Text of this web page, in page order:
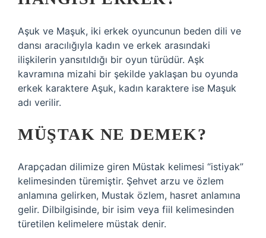
Aşuk ve Maşuk, iki erkek oyuncunun beden dili ve
dansı aracılığıyla kadın ve erkek arasındaki
ilişkilerin yansıtıldığı bir oyun türüdür. Aşk
kavramına mizahi bir şekilde yaklaşan bu oyunda
erkek karaktere Aşuk, kadın karaktere ise Maşuk
adı verilir.
MÜŞTAK NE DEMEK?
Arapçadan dilimize giren Müstak kelimesi “istiyak”
kelimesinden türemiştir. Şehvet arzu ve özlem
anlamına gelirken, Mustak özlem, hasret anlamına
gelir. Dilbilgisinde, bir isim veya fiil kelimesinden
türetilen kelimelere müstak denir.